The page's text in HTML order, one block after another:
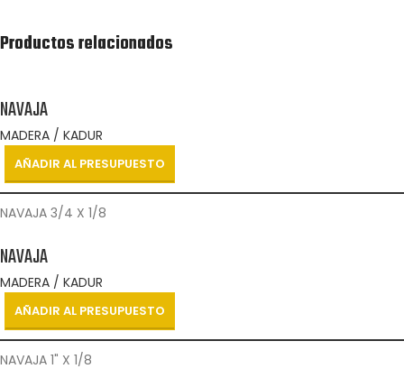
Productos relacionados
NAVAJA
MADERA / KADUR
AÑADIR AL PRESUPUESTO
NAVAJA 3/4 X 1/8
NAVAJA
MADERA / KADUR
AÑADIR AL PRESUPUESTO
NAVAJA 1" X 1/8